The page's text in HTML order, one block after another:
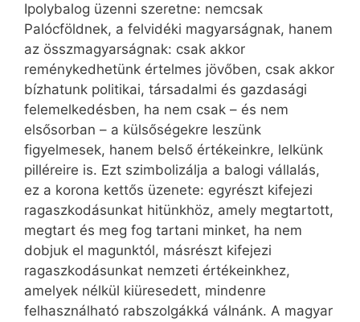
Ipolybalog üzenni szeretne: nemcsak
Palócföldnek, a felvidéki magyarságnak, hanem
az összmagyarságnak: csak akkor
reménykedhetünk értelmes jövőben, csak akkor
bízhatunk politikai, társadalmi és gazdasági
felemelkedésben, ha nem csak – és nem
elsősorban – a külsőségekre leszünk
figyelmesek, hanem belső értékeinkre, lelkünk
pilléreire is. Ezt szimbolizálja a balogi vállalás,
ez a korona kettős üzenete: egyrészt kifejezi
ragaszkodásunkat hitünkhöz, amely megtartott,
megtart és meg fog tartani minket, ha nem
dobjuk el magunktól, másrészt kifejezi
ragaszkodásunkat nemzeti értékeinkhez,
amelyek nélkül kiüresedett, mindenre
felhasználható rabszolgákká válnánk. A magyar